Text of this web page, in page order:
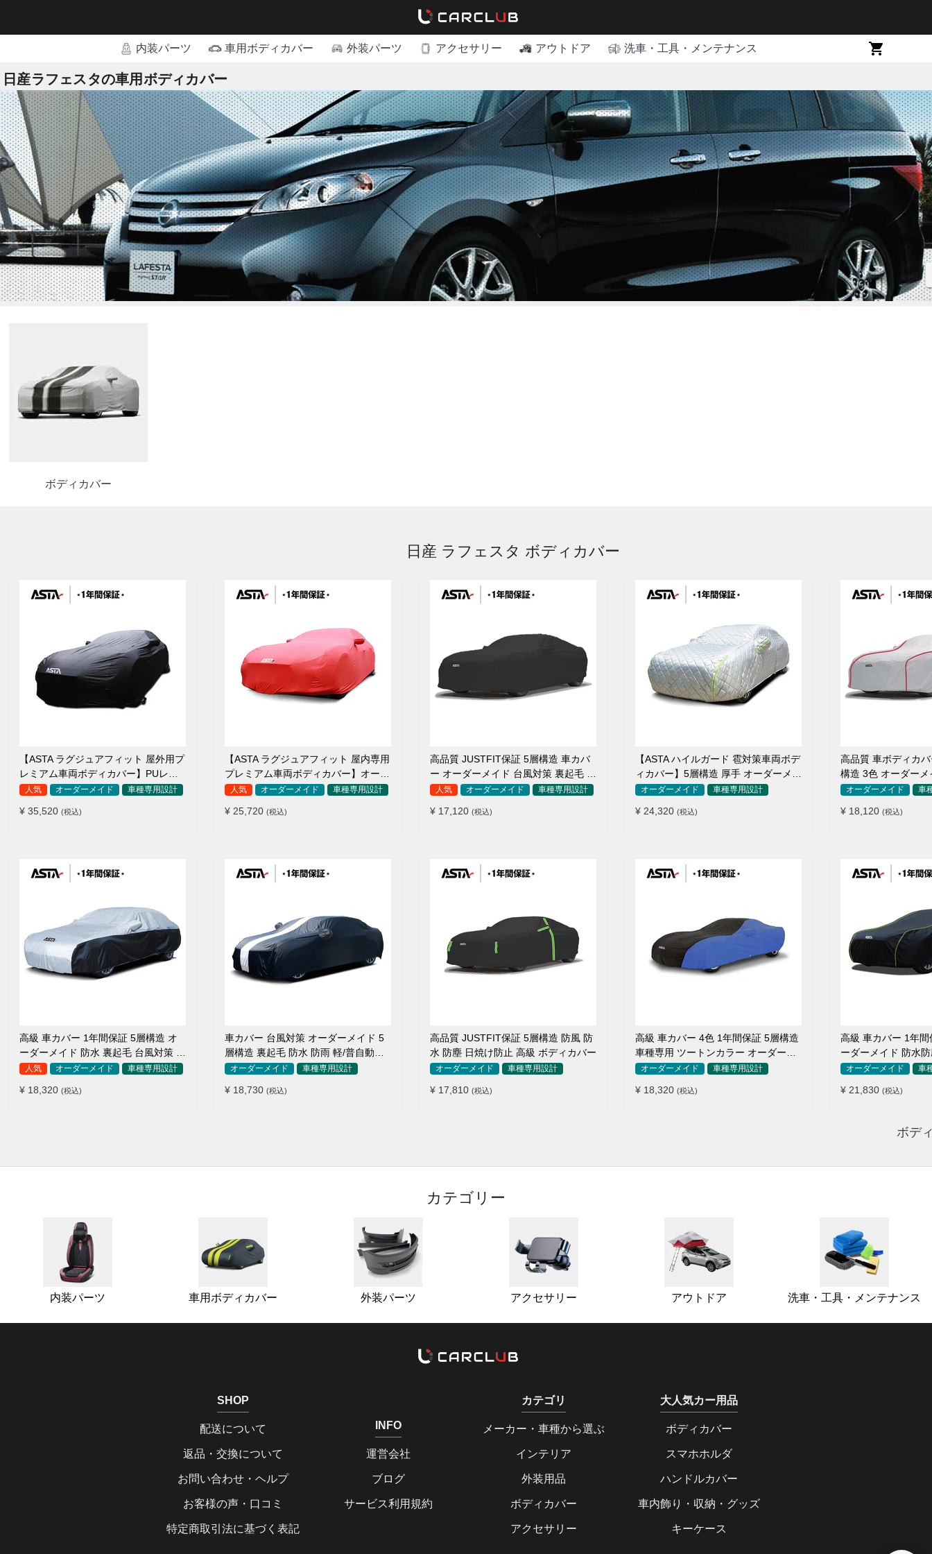
内装パーツ 車用ボディカバー 外装パーツ アクセサリー アウトドア 洗車・工具・メンテナンス
日産ラフェスタの車用ボディカバー
ボディカバー
日産 ラフェスタ ボディカバー
【ASTA ラグジュアフィット 屋外用プ
レミアム車両ボディカバー】PUレザ
ー製 オーダーメイド 高級感 裏起毛車
人気 オーダーメイド 車種専用設計
¥ 35,520 (税込)
【ASTA ラグジュアフィット 屋内専用
プレミアム車両ボディカバー】オーダ
ーメイド 最高級生地 柔かい 裏起毛車
人気 オーダーメイド 車種専用設計
¥ 25,720 (税込)
高品質 JUSTFIT保証 5層構造 車カバ
ー オーダーメイド 台風対策 裏起毛 防
水 耐久性 傷保護
人気 オーダーメイド 車種専用設計
¥ 17,120 (税込)
【ASTA ハイルガード 雹対策車両ボデ
ィカバー】5層構造 厚手 オーダーメイ
ド 凍結防止 防雪防風 極厚 防風ロープ
オーダーメイド 車種専用設計
¥ 24,320 (税込)
高品質 車ボディカバ
構造 3色 オーダー
防水 四季
オーダーメイド 車
¥ 18,120 (税込)
高級 車カバー 1年間保証 5層構造 オ
ーダーメイド 防水 裏起毛 台風対策 黄
砂対策 車種専用
人気 オーダーメイド 車種専用設計
¥ 18,320 (税込)
車カバー 台風対策 オーダーメイド 5
層構造 裏起毛 防水 防雨 軽/普自動車
SUV対応 おすすめ
オーダーメイド 車種専用設計
¥ 18,730 (税込)
高品質 JUSTFIT保証 5層構造 防風 防
水 防塵 日焼け防止 高級 ボディカバー
オーダーメイド 車種専用設計
¥ 17,810 (税込)
高級 車カバー 4色 1年間保証 5層構造
車種専用 ツートンカラー オーダーメ
イド 防水 耐久性
オーダーメイド 車種専用設計
¥ 18,320 (税込)
高級 車カバー 1年
ーダーメイド 防水
用オーダーメイド 車
¥ 21,830 (税込)
ボデ
カテゴリー
内装パーツ 車用ボディカバー 外装パーツ アクセサリー アウトドア 洗車・工具・メンテナンス
SHOP
配送について
返品・交換について
お問い合わせ・ヘルプ
お客様の声・口コミ
特定商取引法に基づく表記
INFO
運営会社
ブログ
サービス利用規約
カテゴリ
メーカー・車種から選ぶ
インテリア
外装用品
ボディカバー
アクセサリー
大人気カー用品
ボディカバー
スマホホルダ
ハンドルカバー
車内飾り・収納・グッズ
キーケース